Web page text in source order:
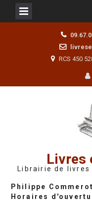
RCS 450
Livres
Librairie de livres